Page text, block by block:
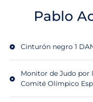
Pablo
Cinturón negro 1
Monitor de Judo por
Comité Olímpico